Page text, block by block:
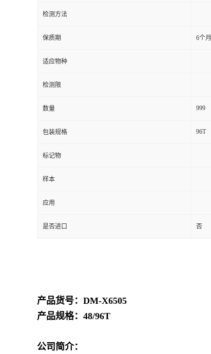
检测方法
保质期 6个月
适应物种
检测限
数量 999
包装规格 96T
标记物
样本
应用
是否进口 否
产品货号：DM-X6505
产品规格：48/96T
公司简介：